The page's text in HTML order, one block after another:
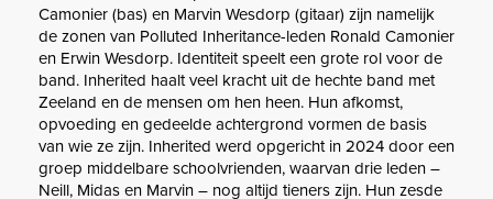
Camonier (bas) en Marvin Wesdorp (gitaar) zijn namelijk
de zonen van Polluted Inheritance-leden Ronald Camonier
en Erwin Wesdorp. Identiteit speelt een grote rol voor de
band. Inherited haalt veel kracht uit de hechte band met
Zeeland en de mensen om hen heen. Hun afkomst,
opvoeding en gedeelde achtergrond vormen de basis
van wie ze zijn. Inherited werd opgericht in 2024 door een
groep middelbare schoolvrienden, waarvan drie leden –
Neill, Midas en Marvin – nog altijd tieners zijn. Hun zesde